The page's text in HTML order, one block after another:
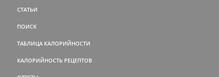
СТАТЬИ
ПОИСК
ТАБЛИЦА КАЛОРИЙНОСТИ
КАЛОРИЙНОСТЬ РЕЦЕПТОВ